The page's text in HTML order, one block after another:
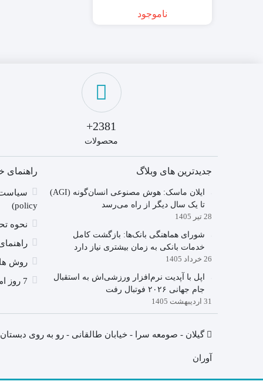
ناموجود
2381+
محصولات
جدیدترین های وبلاگ
ایلان ماسک: هوش مصنوعی انسان‌گونه (AGI)
تا یک سال دیگر از راه می‌رسد
28 تیر 1405
شورای هماهنگی بانک‌ها: بازگشت کامل
خدمات بانکی به زمان بیشتری نیاز دارد
26 خرداد 1405
اپل با آپدیت نرم‌افزار ورزشی‌اش به استقبال
جام جهانی ۲۰۲۶ فوتبال رفت
31 اردیبهشت 1405
راهنمای
policy)
نحوه
روش
7 روز امکان عودت کالا
گیلان - صومعه سرا - خیابان طالقانی - رو به روی
آوران